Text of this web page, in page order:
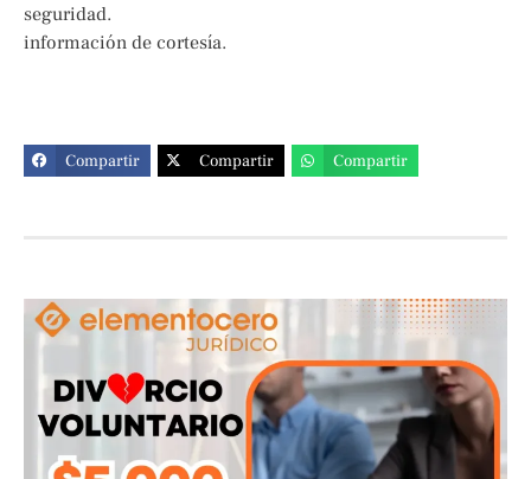
seguridad.
información de cortesía.
Compartir Compartir Compartir